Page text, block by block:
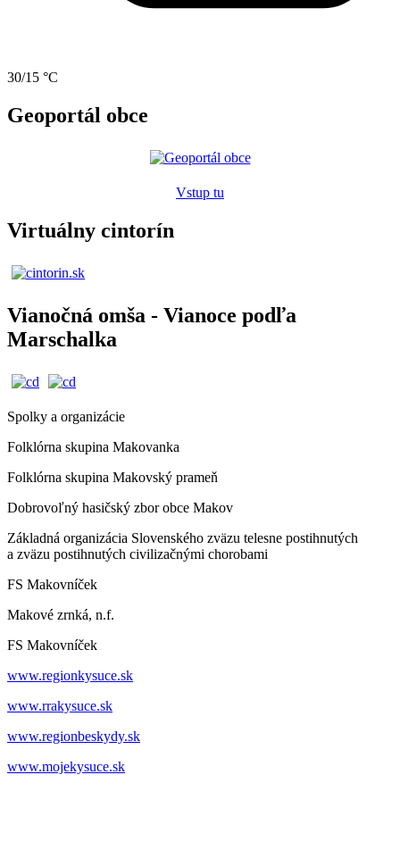
30/15 °C
Geoportál obce
Vstup tu
Virtuálny cintorín
Vianočná omša - Vianoce podľa
Marschalka
Spolky a organizácie
Folklórna skupina Makovanka
Folklórna skupina Makovský prameň
Dobrovoľný hasičský zbor obce Makov
Základná organizácia Slovenského zväzu telesne postihnutých
a zväzu postihnutých civilizačnými chorobami
FS Makovníček
Makové zrnká, n.f.
FS Makovníček
www.regionkysuce.sk
www.rrakysuce.sk
www.regionbeskydy.sk
www.mojekysuce.sk